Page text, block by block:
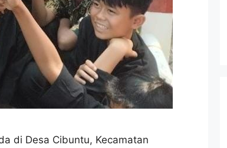
di Desa Cibuntu, Kecamatan